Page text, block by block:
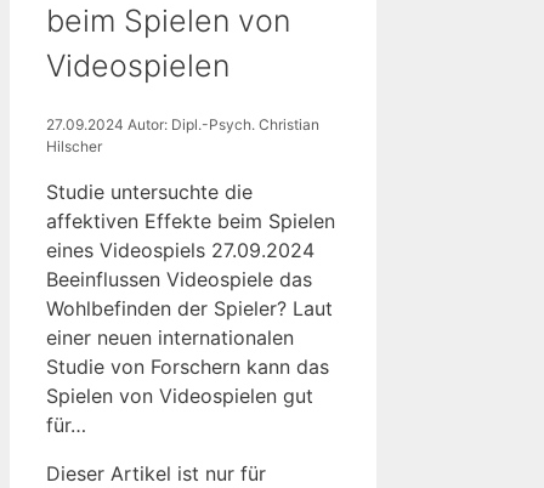
beim Spielen von
Videospielen
27.09.2024 Autor: Dipl.-Psych. Christian
Hilscher
Studie untersuchte die
affektiven Effekte beim Spielen
eines Videospiels 27.09.2024
Beeinflussen Videospiele das
Wohlbefinden der Spieler? Laut
einer neuen internationalen
Studie von Forschern kann das
Spielen von Videospielen gut
für…
Dieser Artikel ist nur für